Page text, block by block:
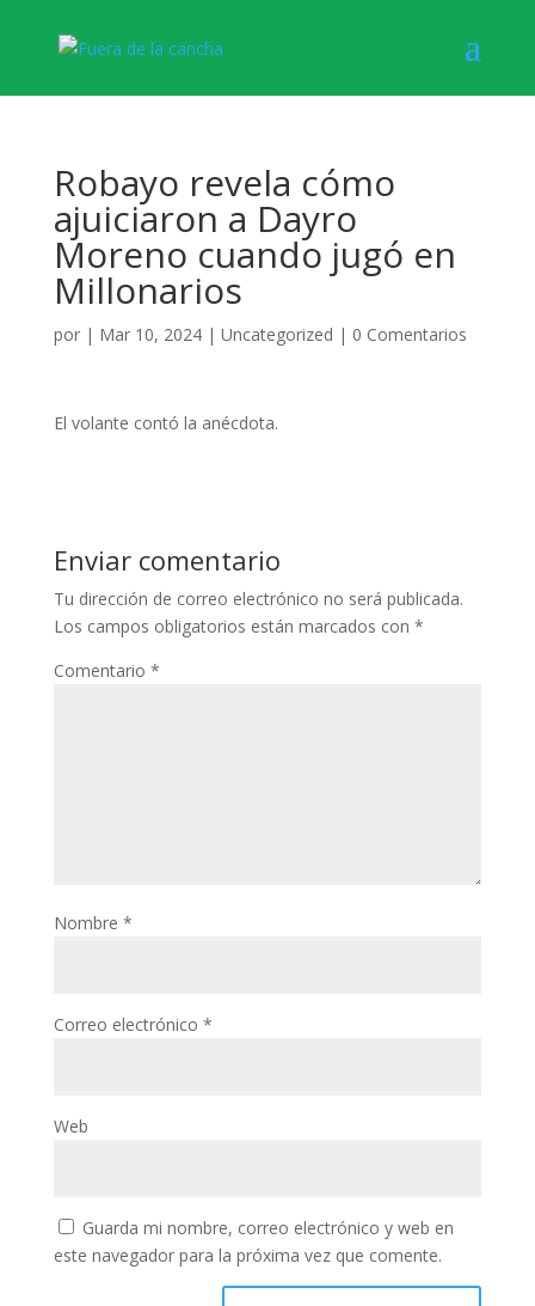
Robayo revela cómo
ajuiciaron a Dayro
Moreno cuando jugó en
Millonarios
por | Mar 10, 2024| Uncategorized | 0 Comentarios
El volante contó la anécdota.
Enviar comentario
Tu dirección de correo electrónico no será publicada.
Los campos obligatorios están marcados con *
Comentario *
Nombre *
Correo electrónico *
Web
Guarda mi nombre, correo electrónico y web en
este navegador para la próxima vez que comente.